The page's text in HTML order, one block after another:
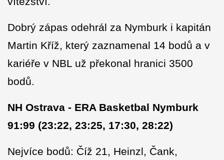
Dobrý zápas odehrál za Nymburk i kapitán
Martin Kříž, který zaznamenal 14 bodů a v
kariéře v NBL už překonal hranici 3500
bodů.
NH Ostrava - ERA Basketbal Nymburk
91:99 (23:22, 23:25, 17:30, 28:22)
Nejvíce bodů: Číž 21, Heinzl, Čank,